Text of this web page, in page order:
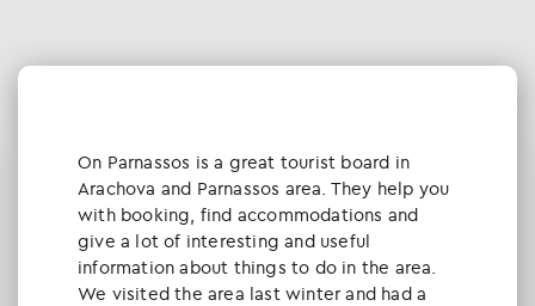
Οn Parnassos is a great tourist board in
Arachova and Parnassos area. They help you
with booking, find accommodations and
give a lot of interesting and useful
information about things to do in the area.
We visited the area last winter and had a